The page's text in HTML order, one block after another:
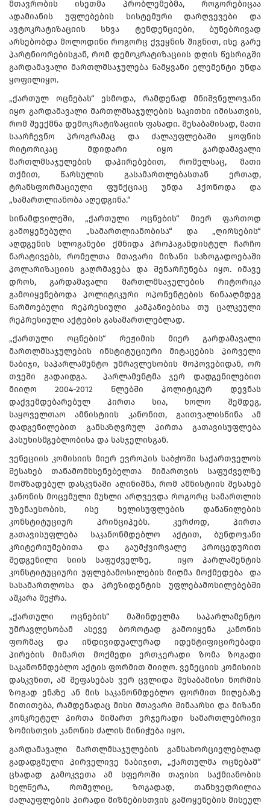
მთავრობის ისეთმა პრობლემებმა, როგორებიცაა
ადამიანის უფლებების სისტემური დარღვევები და
ავტოკრატიზაციის სხვა ტენდენციები, ბუნებრივად
არსებობდა მოლოდინი როგორც ქვეყნის შიგნით, ისე გარე
პარტნიორებისგან, რომ დემოკრატიზაციის დღის წესრიგში
გარდამავალი მართლმსაჯულება წამყვანი ელემენტი უნდა
ყოფილიყო.
„ქართულ ოცნებას“ ესმოდა, რამდენად მნიშვნელოვანი
იყო გარდამავალი მართლმსაჯულების საკითხი იმისათვის,
რომ შეექმნა დემოკრატიზაციის ფასადი. შესაბამისად, მათი
საარჩევნო პროგრამაც და ძალაუფლებაში ყოფნის
რიტორიკაც მდიდარი იყო გარდამავალი
მართლმსაჯულების დაპირებებით, რომელსაც, მათი
თქმით, წარსულის გასამართლებასთან ერთად,
ტრანსფორმაციული ფუნქციაც უნდა ჰქონოდა და
„სამართლიანობა აღედგინა.“
სინამდვილეში, „ქართული ოცნების“ მიერ ფართოდ
გამოყენებული „სამართლიანობისა“ და „ღირსების“
აღდგენის სლოგანები ქმნიდა პროპაგანდისტულ ჩარჩო
ნარატივებს, რომელთა მთავარი მიზანი საზოგადოებაში
პოლარიზაციის გაღრმავება და შენარჩუნება იყო. იმავე
დროს, გარდამავალი მართლმსაჯულების რიტორიკა
გამოიყენებოდა პოლიტიკური ოპონენტების წინააღმდეგ
წარმოებული რეპრესიული კამპანიებისა თუ ცალკეული
რეპრესიული აქტების გასამართლებლად.
„ქართული ოცნების“ რეჟიმის მიერ გარდამავალი
მართლმსაჯულების ინსტიტუციური მიტაცების პირველი
ნაბიჯი, საპარლამენტო უმრავლესობის მოპოვებიდან, ორ
თვეში გადაიდგა. პარლამენტმა ჯერ დადგენილებით
მიიღო 2004-2012 წლებში პოლიტიკურ დევნას
დაქვემდებარებულ პირთა სია, ხოლო შემდეგ,
საყოველთაო ამნისტიის კანონით, გაითვალისწინა ამ
დადგენილებით განსაზღვრულ პირთა გათავისუფლება
პასუხისმგებლობისა და სასჯელისგან.
ვენეციის კომისიის მიერ ევროპის საბჭოში საქართველოს
შესახებ თანამომხსენებელთა მიმართვის საფუძველზე
მომზადებულ დასკვნაში აღინიშნა, რომ ამნისტიის შესახებ
კანონის მოცემული მუხლი არღვევდა როგორც სამართლის
უზენაესობის, ისე ხელისუფლების დანაწილების
კონსტიტუციურ პრინციპებს. კერძოდ, პირთა
გათავისუფლება საკანონმდებლო აქტით, ბუნდოვანი
კრიტერიუმებითა და გაუმჭვირვალე პროცედურით
შედგენილი სიის საფუძველზე, იყო პარლამენტის
კონსტიტუციური უფლებამოსილების მიღმა მოქმედება და
სასამართლოსა და პრეზიდენტის უფლებამოსილებებში
აშკარა შეჭრა.
„ქართული ოცნების“ მაშინდელმა საპარლამენტო
უმრავლესობამ ასევე ბოროტად გამოიყენა კანონის
ფორმაც და ინდივიდუალურად იდენტიფიცირებადი
პირების მიმართ მოქმედი ერთჯერადი ზომა ზოგადი
საკანონმდებლო აქტის ფორმით მიიღო. ვენეციის კომისიის
დასკვნით, ამ შეფასებას ვერ ცვლიდა შესაბამისი ნორმის
ზოგად ენაზე ან მის საკანონმდებლო ფორმით მიღებაზე
მითითება, რამდენადაც მისი მთავარი შინაარსი და მიზანი
კონკრეტულ პირთა მიმართ ერჯერადი სამართლებრივი
ზომისთვის კანონის ძალის მინიჭება იყო.
გარდამავალი მართლმსაჯულების განსახორციელებლად
გადადგმული პირველივე ნაბიჯით, „ქართულმა ოცნებამ“
ცხადად გამოკვეთა ამ სფეროში თავისი საქმიანობის
ხელწერა, რომელიც, ზოგადად, თანხვედრილია
ძალაუფლების პირადი მიზნებისთვის გამოყენების მისეულ